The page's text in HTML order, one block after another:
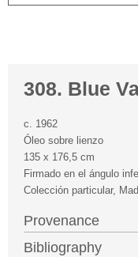
308. Blue
c. 1962
Óleo sobre lienzo
135 x 176,5 cm
Firmado en el ángulo
Colección particular,
Provenance
Bibliography